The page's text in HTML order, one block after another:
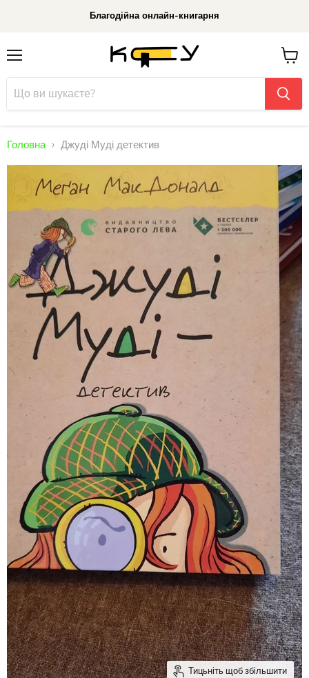
Благодійна онлайн-книгарня
До
Головна Джуді Муді детектив
Тицьніть щоб збільшити